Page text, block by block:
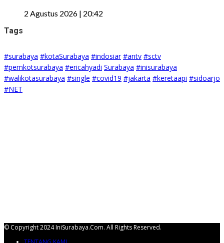
2 Agustus 2026 | 20:42
Tags
#surabaya #kotaSurabaya #indosiar #antv #sctv
#pemkotsurabaya #ericahyadi Surabaya #inisurabaya
#walikotasurabaya #single #covid19 #jakarta #keretaapi #sidoarjo
#NET
© Copyright 2024 IniSurabaya.com. All Rights Reserved.